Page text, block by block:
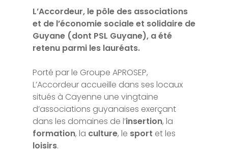
L’Accordeur, le pôle des associations
et de l’économie sociale et solidaire de
Guyane (dont PSL Guyane), a été
retenu parmi les lauréats.
Porté par le Groupe APROSEP,
L’Accordeur accueille dans ses locaux
situés à Cayenne une vingtaine
d’associations guyanaises exerçant
dans les domaines de l’insertion, la
formation, la culture, le sport et les
loisirs.